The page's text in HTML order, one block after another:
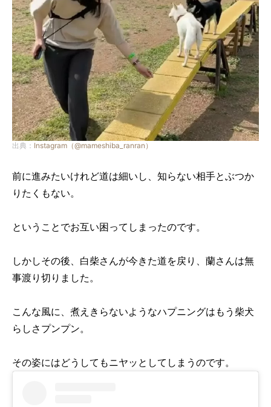
出典： Instagram（@mameshiba_ranran）
前に進みたいけれど道は細いし、知らない相手とぶつか
りたくもない。
ということでお互い困ってしまったのです。
しかしその後、白柴さんが今きた道を戻り、蘭さんは無
事渡り切りました。
こんな風に、煮えきらないようなハプニングはもう柴犬
らしさプンプン。
その姿にはどうしてもニヤッとしてしまうのです。